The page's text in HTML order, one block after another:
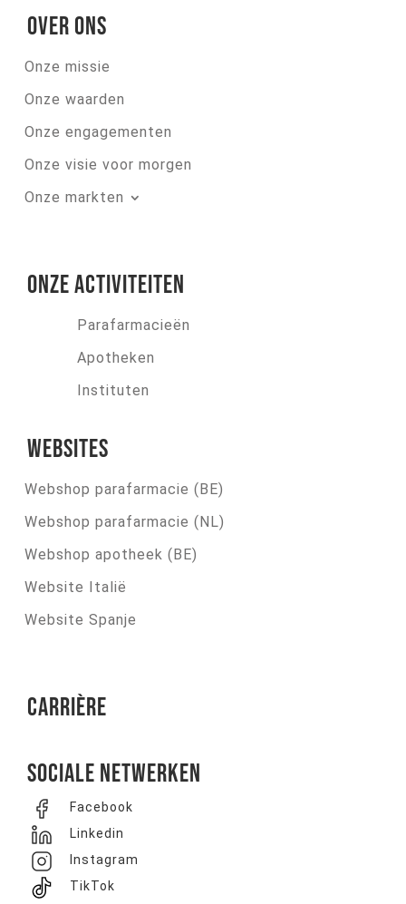
Over ons
Onze missie
Onze waarden
Onze engagementen
Onze visie voor morgen
Onze markten
Onze activiteiten
Parafarmacieën
Apotheken
Instituten
Websites
Webshop parafarmacie (BE)
Webshop parafarmacie (NL)
Webshop apotheek (BE)
Website Italië
Website Spanje
Carrière
Sociale netwerken
Facebook
Linkedin
Instagram
TikTok